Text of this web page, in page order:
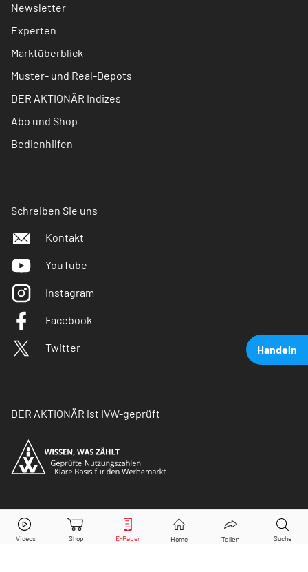
Handeln
Ballard Power Systems Aktie jetzt handeln?
Newsletter
Experten
Marktüberblick
Muster- und Real-Depots
DER AKTIONÄR Indizes
Abo und Shop
Bedienhilfen
Schreiben Sie uns
Kontakt
YouTube
Instagram
Facebook
Twitter
DER AKTIONÄR ist IVW-geprüft
© Copyright 2026 Börsenmedien AG. Alle Rechte